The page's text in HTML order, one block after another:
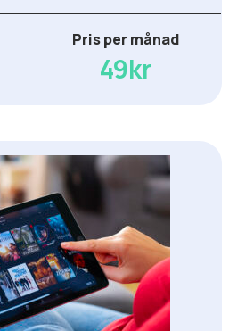
Pris per månad
49kr